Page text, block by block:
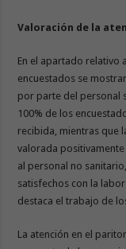
Valoración de la
En el apartado relativo
encuestados se
por parte del personal
100% de los
recibida, mientras que
valorada
al personal no
satisfechos con la
destaca el trabajo de
La atención en el